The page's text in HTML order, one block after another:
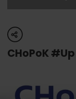
share
CHoPoK #Up